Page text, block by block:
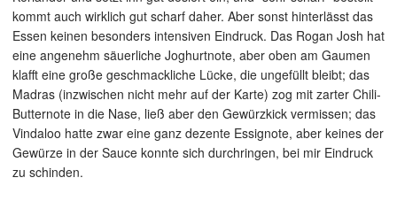
kommt auch wirklich gut scharf daher. Aber sonst hinterlässt das
Essen keinen besonders intensiven Eindruck. Das Rogan Josh hat
eine angenehm säuerliche Joghurtnote, aber oben am Gaumen
klafft eine große geschmackliche Lücke, die ungefüllt bleibt; das
Madras (inzwischen nicht mehr auf der Karte) zog mit zarter Chili-
Butternote in die Nase, ließ aber den Gewürzkick vermissen; das
Vindaloo hatte zwar eine ganz dezente Essignote, aber keines der
Gewürze in der Sauce konnte sich durchringen, bei mir Eindruck
zu schinden.